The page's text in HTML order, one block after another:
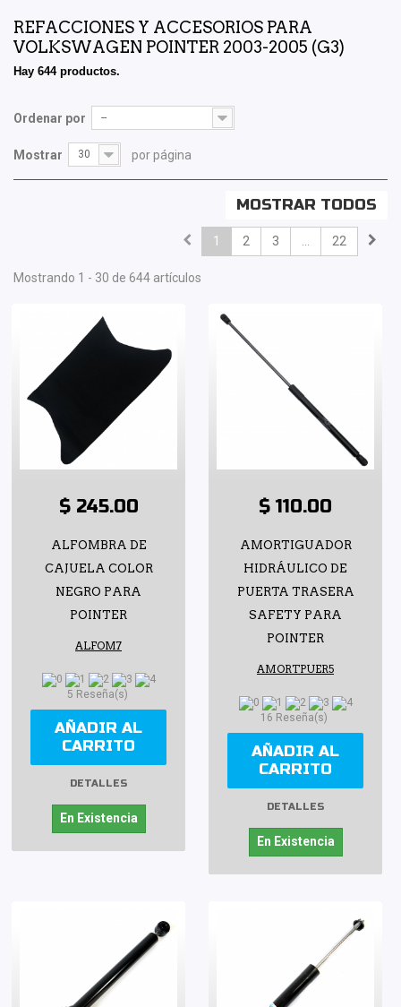
REFACCIONES Y ACCESORIOS PARA
VOLKSWAGEN POINTER 2003-2005 (G3)
Hay 644 productos.
Ordenar por --
Mostrar 30 por página
MOSTRAR TODOS
1 2 3 ... 22
Mostrando 1 - 30 de 644 artículos
$ 245.00
ALFOMBRA DE
CAJUELA COLOR
NEGRO PARA
POINTER
ALFOM7
5 Reseña(s)
AÑADIR AL
CARRITO
DETALLES
En Existencia
$ 110.00
AMORTIGUADOR
HIDRÁULICO DE
PUERTA TRASERA
SAFETY PARA
POINTER
AMORTPUER5
16 Reseña(s)
AÑADIR AL
CARRITO
DETALLES
En Existencia